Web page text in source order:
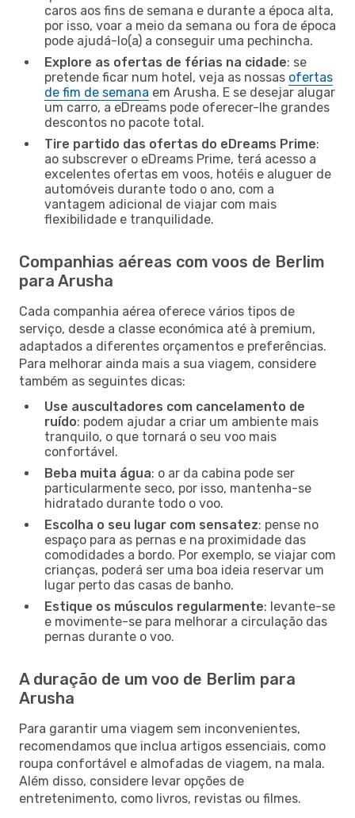
caros aos fins de semana e durante a época alta,
por isso, voar a meio da semana ou fora de época
pode ajudá-lo(a) a conseguir uma pechincha.
Explore as ofertas de férias na cidade: se
pretende ficar num hotel, veja as nossas ofertas
de fim de semana em Arusha. E se desejar alugar
um carro, a eDreams pode oferecer-lhe grandes
descontos no pacote total.
Tire partido das ofertas do eDreams Prime:
ao subscrever o eDreams Prime, terá acesso a
excelentes ofertas em voos, hotéis e aluguer de
automóveis durante todo o ano, com a
vantagem adicional de viajar com mais
flexibilidade e tranquilidade.
Companhias aéreas com voos de Berlim
para Arusha
Cada companhia aérea oferece vários tipos de
serviço, desde a classe económica até à premium,
adaptados a diferentes orçamentos e preferências.
Para melhorar ainda mais a sua viagem, considere
também as seguintes dicas:
Use auscultadores com cancelamento de
ruído: podem ajudar a criar um ambiente mais
tranquilo, o que tornará o seu voo mais
confortável.
Beba muita água: o ar da cabina pode ser
particularmente seco, por isso, mantenha-se
hidratado durante todo o voo.
Escolha o seu lugar com sensatez: pense no
espaço para as pernas e na proximidade das
comodidades a bordo. Por exemplo, se viajar com
crianças, poderá ser uma boa ideia reservar um
lugar perto das casas de banho.
Estique os músculos regularmente: levante-se
e movimente-se para melhorar a circulação das
pernas durante o voo.
A duração de um voo de Berlim para
Arusha
Para garantir uma viagem sem inconvenientes,
recomendamos que inclua artigos essenciais, como
roupa confortável e almofadas de viagem, na mala.
Além disso, considere levar opções de
entretenimento, como livros, revistas ou filmes.